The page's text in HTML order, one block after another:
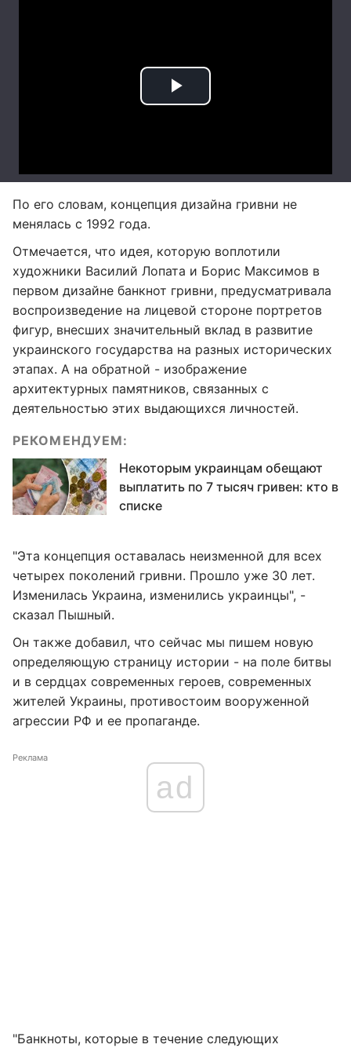
По его словам, концепция дизайна гривни не
менялась с 1992 года.
Отмечается, что идея, которую воплотили
художники Василий Лопата и Борис Максимов в
первом дизайне банкнот гривни, предусматривала
воспроизведение на лицевой стороне портретов
фигур, внесших значительный вклад в развитие
украинского государства на разных исторических
этапах. А на обратной - изображение
архитектурных памятников, связанных с
деятельностью этих выдающихся личностей.
РЕКОМЕНДУЕМ:
Некоторым украинцам обещают
выплатить по 7 тысяч гривен: кто в
списке
"Эта концепция оставалась неизменной для всех
четырех поколений гривни. Прошло уже 30 лет.
Изменилась Украина, изменились украинцы", -
сказал Пышный.
Он также добавил, что сейчас мы пишем новую
определяющую страницу истории - на поле битвы
и в сердцах современных героев, современных
жителей Украины, противостоим вооруженной
агрессии РФ и ее пропаганде.
Реклама
ad
"Банкноты, которые в течение следующих